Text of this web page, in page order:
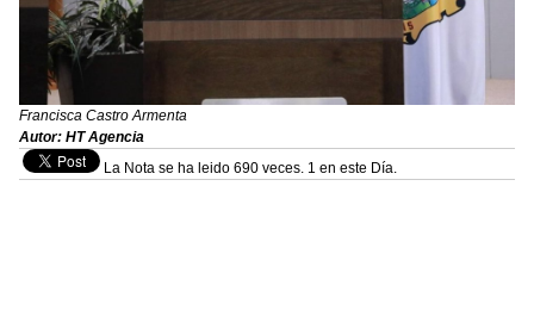
Francisca Castro Armenta
Autor: HT Agencia
La Nota se ha leido 690 veces. 1 en este Día.